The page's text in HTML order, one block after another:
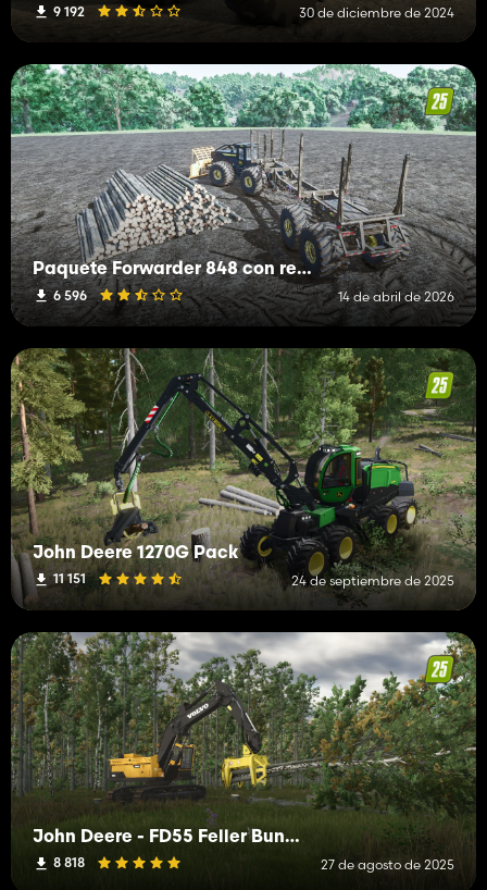
9 192 30 de diciembre de 2024
Paquete Forwarder 848 con remolque Pitts (opción de carga automática)
6 596 14 de abril de 2026
John Deere 1270G Pack
11 151 24 de septiembre de 2025
John Deere - FD55 Feller Buncher Head
8 818 27 de agosto de 2025